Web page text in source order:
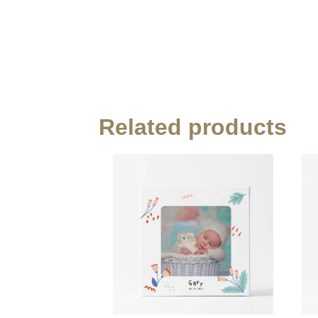
Related products